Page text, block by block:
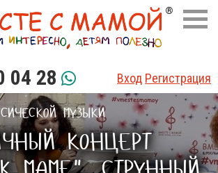
04 28 Вход Регистрация
МУЗЫКИ
КОНЦЕРТ